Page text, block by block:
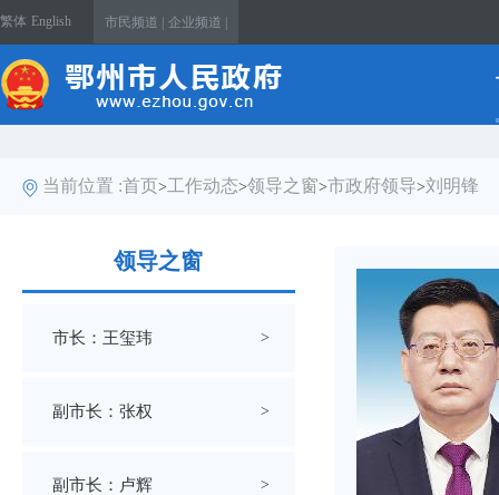
繁体 English 市民频道 | 企业频道 |
当前位置 :首页>工作动态>领导之窗>市政府领导>刘明锋
领导之窗
市长：王玺玮 >
副市长：张权 >
副市长：卢辉 >